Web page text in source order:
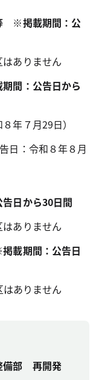
※掲載期間：公
ありません
間：公告日から
年７月29日）
日：令和８年８月
日から30日間
ありません
載期間：公告日
ありません
備部 再開発